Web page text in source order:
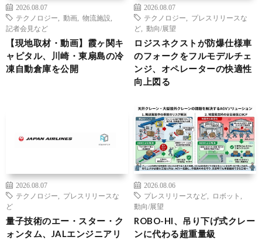
2026.08.07
テクノロジー
動画 物流施設
記者会見など
【現地取材・動画】霞ヶ関キ
ャピタル、川崎・東扇島の冷
凍自動倉庫を公開
2026.08.07
テクノロジー
プレスリリースな
ど
動向/展望
ロジスネクストが防爆仕様車
のフォークをフルモデルチェ
ンジ、オペレーターの快適性
向上図る
2026.08.07
テクノロジー
プレスリリースな
ど
量子技術のエー・スター・ク
ォンタム、JALエンジニアリ
2026.08.06
プレスリリースなど
ロボット
動向/展望
ROBO-HI、吊り下げ式クレー
ンに代わる超重量級